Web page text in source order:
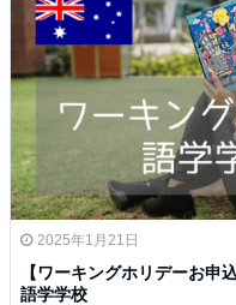
2025年1月21日
【ワーキングホリデーお申
語学学校